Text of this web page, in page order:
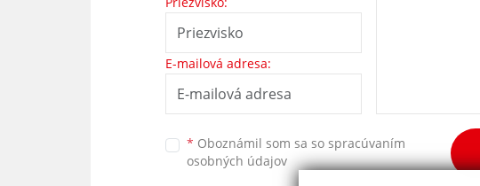
E-mailová adresa:
* Oboznámil som sa so spracúvaním
osobných údajov